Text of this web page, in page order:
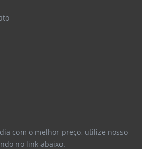
com o melhor preço, utilize nosso
no link abaixo.